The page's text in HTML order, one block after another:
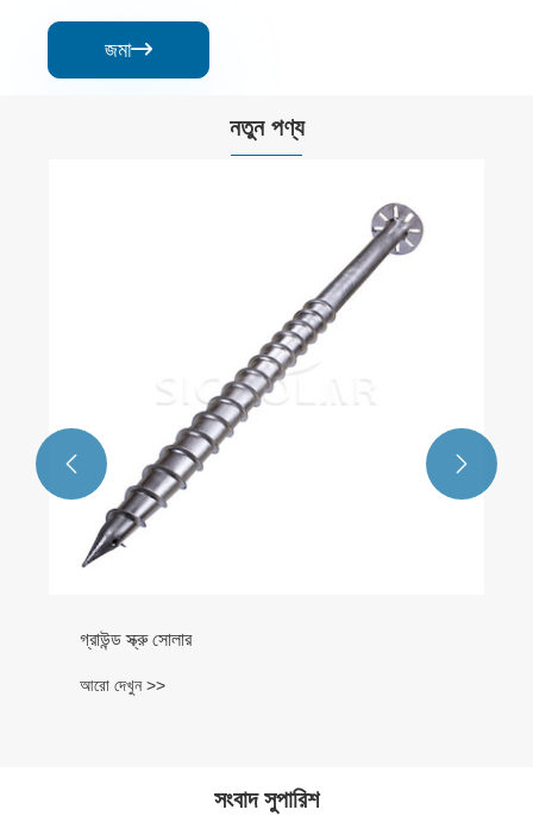
জমা
নতুন পণ্য
গ্রাউন্ড স্ক্রু সোলার
আরো দেখুন >>
 
সংবাদ সুপারিশ